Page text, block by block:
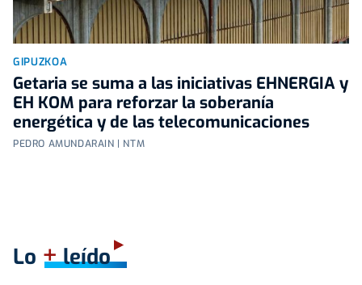
GIPUZKOA
Getaria se suma a las iniciativas EHNERGIA y
EH KOM para reforzar la soberanía
energética y de las telecomunicaciones
PEDRO AMUNDARAIN | NTM
Lo +leído